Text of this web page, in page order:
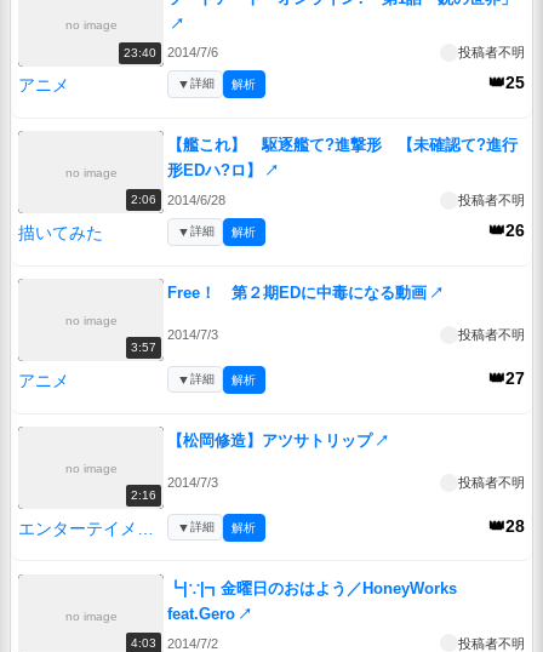
no image
23:40
↗
2014/7/6 投稿者不明
アニメ 👑25
▼詳細 解析
no image
2:06
【艦これ】 駆逐艦て?進撃形 【未確認て?進行
形EDハ?ロ】
↗
2014/6/28 投稿者不明
描いてみた 👑26
▼詳細 解析
no image
3:57
Free！ 第２期EDに中毒になる動画 ↗
2014/7/3 投稿者不明
アニメ 👑27
▼詳細 解析
no image
2:16
【松岡修造】アツサトリップ ↗
2014/7/3 投稿者不明
👑28
▼詳細 解析
no image
4:03
┗|∵|┓金曜日のおはよう／HoneyWorks
feat.Gero ↗
2014/7/2 投稿者不明